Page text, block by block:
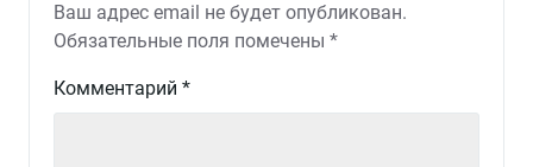
Ваш адрес email не будет опубликован.
Обязательные поля помечены *
Комментарий *